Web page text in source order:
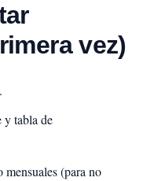
vez)
y tabla de
(para no